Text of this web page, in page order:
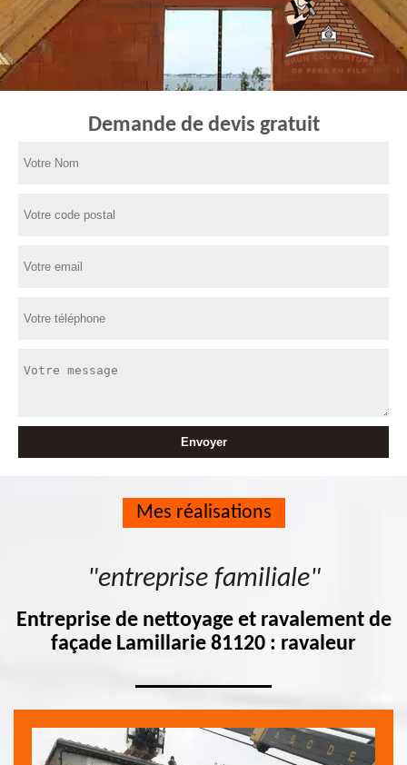
Demande de devis gratuit
Mes réalisations
"entreprise familiale"
Entreprise de nettoyage et ravalement de
façade Lamillarie 81120 : ravaleur